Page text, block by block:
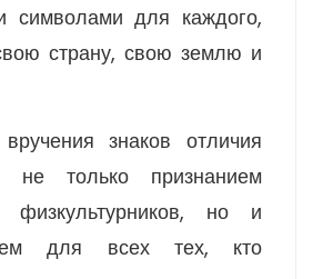
символами для каждого,
страну, свою землю и
знаков отличия
не только признанием
физкультурников, но и
для всех тех, кто